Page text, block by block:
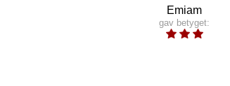
Emiam
gav betyget: